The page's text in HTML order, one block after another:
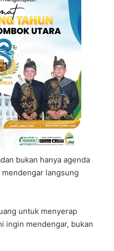
bukan hanya agenda
langsung
untuk menyerap
ingin mendengar, bukan